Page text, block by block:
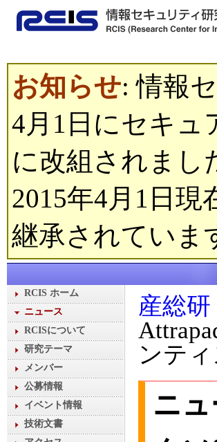
お知らせ: 情報
4月1日にセキュ
に改組されまし
2015年4月1日
継承されていま
RCIS ホーム
ニュース
RCISについて
研究テーマ
メンバー
公募情報
イベント情報
技術文書
産総研
ンテ
ニ